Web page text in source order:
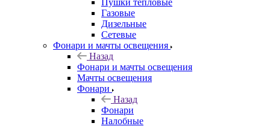
Пушки тепловые
Газовые
Дизельные
Сетевые
Фонари и мачты освещения
Назад
Фонари и мачты освещения
Мачты освещения
Фонари
Назад
Фонари
Налобные